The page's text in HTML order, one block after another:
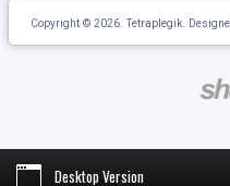
Copyright © 2026. Tetraplegik.
Desktop Version